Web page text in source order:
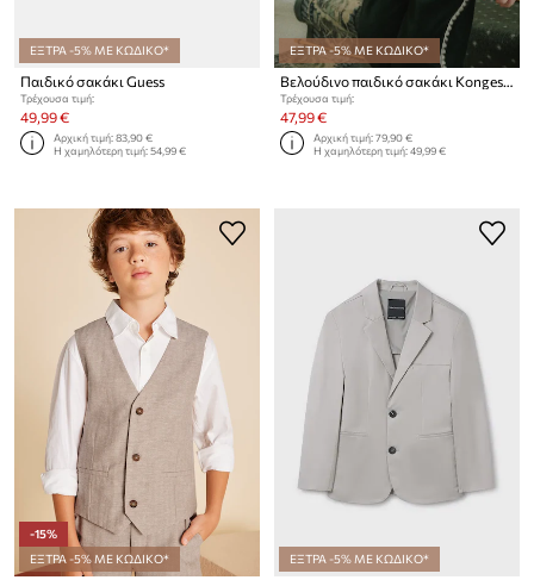
ΕΞΤΡΑ -5% ΜΕ ΚΩΔΙΚΟ*
Παιδικό σακάκι Guess
Τρέχουσα τιμή:
49,99 €
Αρχική τιμή:83,90 €
Η χαμηλότερη τιμή:54,99 €
ΕΞΤΡΑ -5% ΜΕ ΚΩΔΙΚΟ*
Βελούδινο παιδικό σακάκι Konges Sløjd ROCKY BLAZER
Τρέχουσα τιμή:
47,99 €
Αρχική τιμή:79,90 €
Η χαμηλότερη τιμή:49,99 €
-15%
ΕΞΤΡΑ -5% ΜΕ ΚΩΔΙΚΟ*
ΕΞΤΡΑ -5% ΜΕ ΚΩΔΙΚΟ*